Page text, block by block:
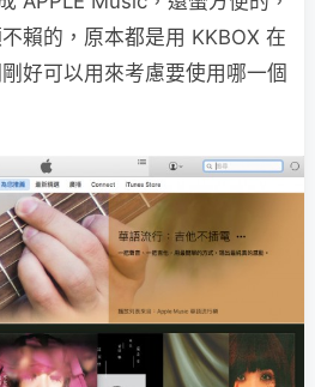
賴的，原本都是用 KKBOX 在
好可以用來考慮要使用哪一個